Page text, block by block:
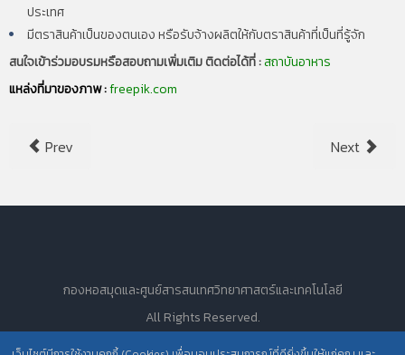
ประเทศ
มีตราสินค้าเป็นของตนเอง หรือรับจ้างผลิตให้กับตราสินค้าที่เป็นที่รู้จัก
สนใจเข้าร่วมอบรมหรือสอบถามเพิ่มเติม ติดต่อได้ที่ :สถาบันอาหาร
แหล่งที่มาของภาพ :freepik.com
Prev Next
กองหอสมุดและศูนย์สารสนเทศวิทยาศาสตร์และเทคโนโลยี
All Rights Reserved.